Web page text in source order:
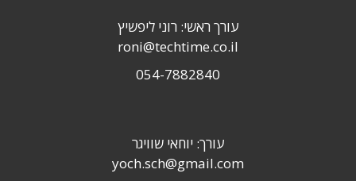
עורך ראשי: רוני ליפשיץ
roni@techtime.co.il
054-7882840
עורך: יוחאי שוויגר
yoch.sch@gmail.com